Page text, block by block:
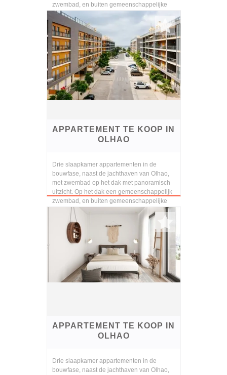
zwembad, en buiten gemeenschappelijke
parkeerplaats. Hoo...
APPARTEMENT TE KOOP IN
OLHAO
Drie slaapkamer appartementen in de
bouwfase, naast de jachthaven van Olhao,
met zwembad op het dak met panoramisch
uitzicht. Op het dak een gemeenschappelijk
zwembad, en buiten gemeenschappelijke
parkeerplaats. Hoo...
APPARTEMENT TE KOOP IN
OLHAO
Drie slaapkamer appartementen in de
bouwfase, naast de jachthaven van Olhao,